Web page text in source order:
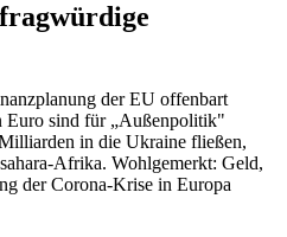
der EU offenbart
Euro sind für „Außenpolitik"
in die Ukraine fließen,
Afrika. Wohlgemerkt: Geld,
der Corona-Krise in Europa